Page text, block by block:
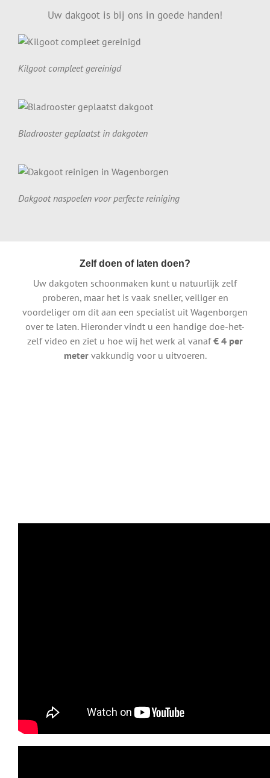
Uw dakgoot is bij ons in goede handen!
Kilgoot compleet gereinigd
Bladrooster geplaatst in dakgoten
Dakgoot naspoelen voor perfecte reiniging
Zelf doen of laten doen?
Uw dakgoten schoonmaken kunt u natuurlijk zelf
proberen, maar het is vaak sneller, veiliger en
voordeliger om dit aan een specialist uit Wagenborgen
over te laten. Hieronder vindt u een handige doe-het-
zelf video en ziet u hoe wij het werk al vanaf€ 4 per
metervakkundig voor u uitvoeren.